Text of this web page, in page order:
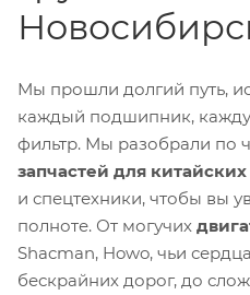
Мы прошли долгий путь,
каждый подшипник,
фильтр. Мы разобрали по
запчастей для
и спецтехники, чтобы вы
полноте. От могучих
Shacman, Howo, чьи
бескрайних дорог, до